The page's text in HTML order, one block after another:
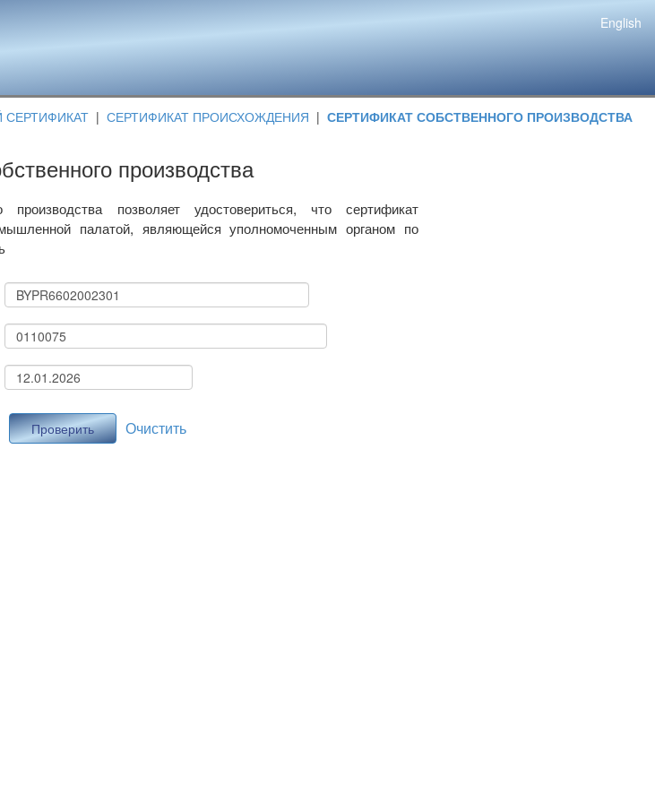
English
| СЕРТИФИКАТ ПРОИСХОЖДЕНИЯ | СЕРТИФИКАТ СОБСТВЕННОГО ПРОИЗВОДСТВА
производства
позволяет удостовериться, что сертификат
палатой, являющейся уполномоченным органом по
Проверить Очистить